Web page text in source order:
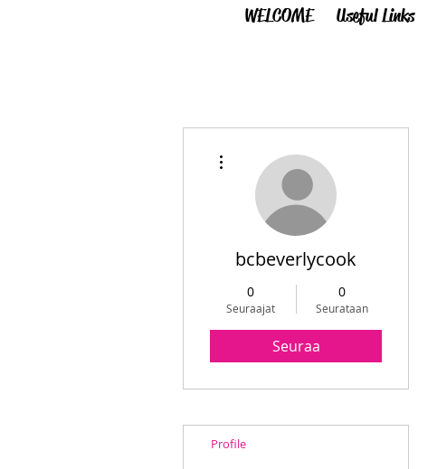
WELCOME Useful Links
bcbeverlycook
0
Seuraajat
0
Seurataan
Seuraa
Profile